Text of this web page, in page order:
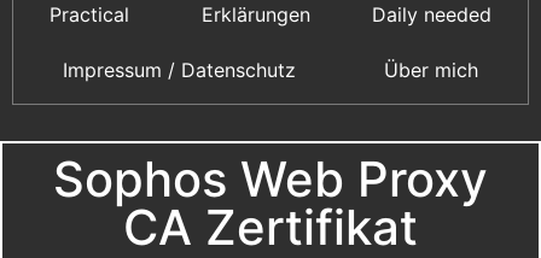
Practical Erklärungen Daily needed
Impressum / Datenschutz Über mich
Sophos Web Proxy
CA Zertifikat